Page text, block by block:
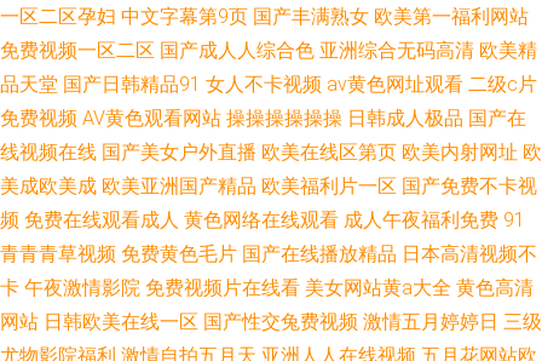
一区二区孕妇 中文字幕第9页 国产丰满熟女 欧美第一福利网站
免费视频一区二区 国产成人人综合色 亚洲综合无码高清 欧美精
品天堂 国产日韩精品91 女人不卡视频 av黄色网址观看 二级c片
免费视频 AV黄色观看网站 操操操操操操 日韩成人极品 国产在
线视频在线 国产美女户外直播 欧美在线区第页 欧美内射网址 欧
美成欧美成 欧美亚洲国产精品 欧美福利片一区 国产免费不卡视
频 免费在线观看成人 黄色网络在线观看 成人午夜福利免费 91
青青青草视频 免费黄色毛片 国产在线播放精品 日本高清视频不
卡 午夜激情影院 免费视频片在线看 美女网站黄a大全 黄色高清
网站 日韩欧美在线一区 国产性交兔费视频 激情五月婷婷日 三级
尤物影院福利 激情自拍五月天 亚洲人人在线视频 五月花网站欧